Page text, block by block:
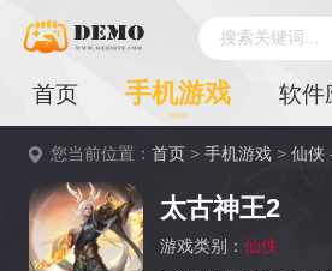
搜索关键词...
首页 手机游戏 软件
您当前位置：首页 >手机游戏 >仙侠
太古神王2
游戏类别： 仙侠